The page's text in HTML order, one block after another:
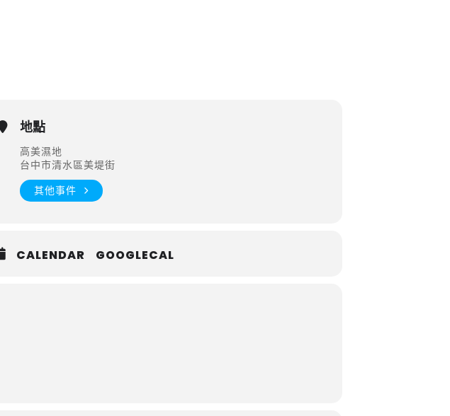
地點
高美濕地
台中市清水區美堤街
其他事件
CALENDAR GOOGLECAL